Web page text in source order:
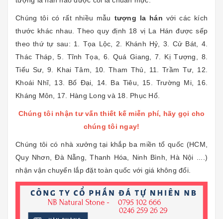
Chúng tôi có rất nhiều mẫu tượng la hán với các kích
thước khác nhau. Theo quy định 18 vị La Hán được sếp
theo thứ tự sau: 1. Tọa Lộc, 2. Khánh Hỷ, 3. Cử Bát, 4.
Thác Tháp, 5. Tĩnh Tọa, 6. Quá Giang, 7. Kị Tượng, 8.
Tiếu Sư, 9. Khai Tâm, 10. Tham Thủ, 11. Trầm Tư, 12.
Khoái Nhĩ, 13. Bố Đại, 14. Ba Tiêu, 15. Trường Mi, 16.
Kháng Môn, 17. Hàng Long và 18. Phục Hổ.
Chúng tôi nhận tư vấn thiết kế miễn phí, hãy gọi cho
chúng tôi ngay!
Chúng tôi có nhà xưởng tại khắp ba miền tổ quốc (HCM,
Quy Nhơn, Đà Nẵng, Thanh Hóa, Ninh Bình, Hà Nội ....)
nhận vận chuyển lắp đặt toàn quốc với giá không đổi.